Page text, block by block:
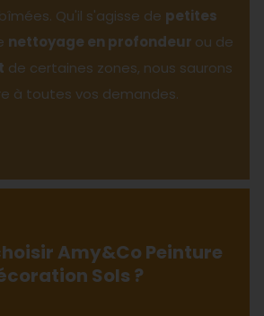
Qu'il s'agisse de petites
nettoyage en profondeur ou de
de certaines zones, nous saurons
à toutes vos demandes.
Amy&Co Peinture
Sols ?